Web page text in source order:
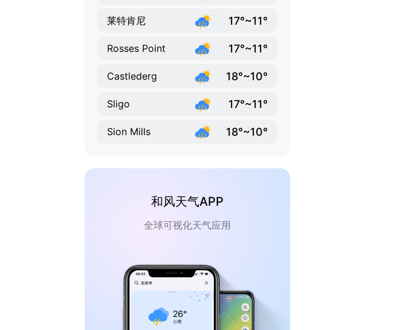
莱特肯尼 17°~11°
Rosses Point 17°~11°
Castlederg 18°~10°
Sligo 17°~11°
Sion Mills 18°~10°
和风天气APP
全球可视化天气应用